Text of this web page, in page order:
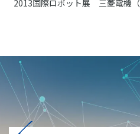
企業情報
03-
2013国際ロボット展 三菱電機